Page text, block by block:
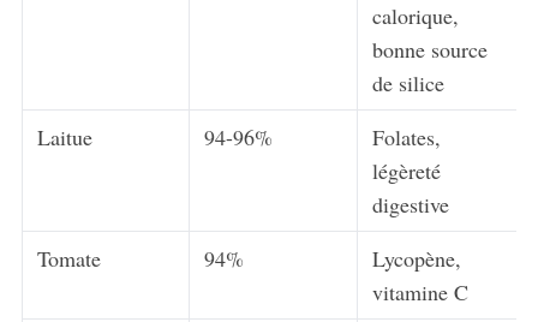
calorique,
bonne source
de silice
Laitue
94-96%
Folates,
légèreté
digestive
Tomate
94%
Lycopène,
vitamine C